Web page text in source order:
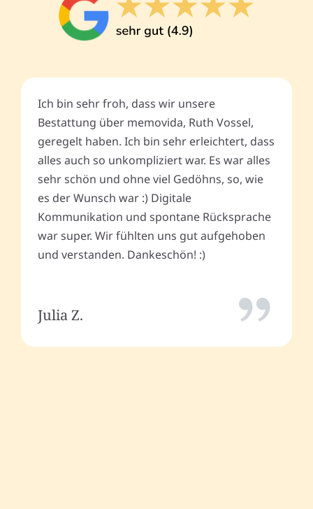
Ich bin sehr froh, dass wir unsere
Bestattung über memovida, Ruth Vossel,
geregelt haben. Ich bin sehr erleichtert, dass
alles auch so unkompliziert war. Es war alles
sehr schön und ohne viel Gedöhns, so, wie
es der Wunsch war :) Digitale
Kommunikation und spontane Rücksprache
war super. Wir fühlten uns gut aufgehoben
und verstanden. Dankeschön! :)
Julia Z.